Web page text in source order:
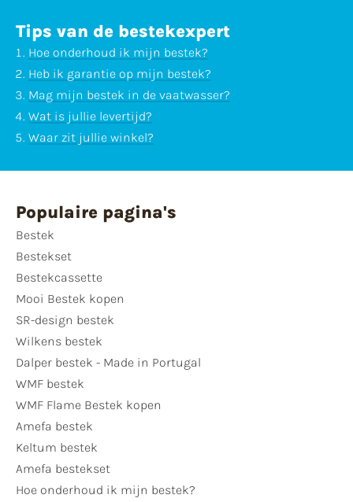
Tips van de bestekexpert
Hoe onderhoud ik mijn bestek?
Heb ik garantie op mijn bestek?
Mag mijn bestek in de vaatwasser?
Wat is jullie levertijd?
Waar zit jullie winkel?
Populaire pagina's
Bestek
Bestekset
Bestekcassette
Mooi Bestek kopen
SR-design bestek
Wilkens bestek
Dalper bestek - Made in Portugal
WMF bestek
WMF Flame Bestek kopen
Amefa bestek
Keltum bestek
Amefa bestekset
Hoe onderhoud ik mijn bestek?